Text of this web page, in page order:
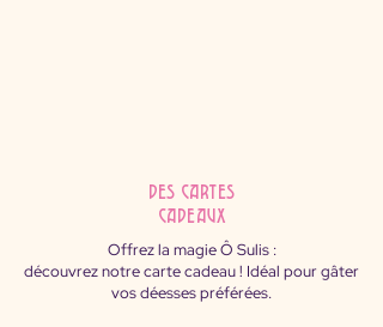
des cartes
cadeaux
Offrez la magie Ô Sulis :
découvrez notre carte cadeau ! Idéal pour gâter
vos déesses préférées.